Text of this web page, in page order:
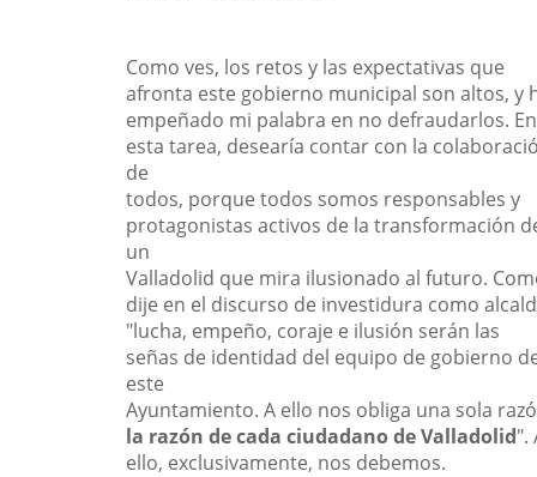
Como ves, los retos y las expectativas que
afronta este gobierno municipal son altos, y
empeñado mi palabra en no defraudarlos. En
esta tarea, desearía contar con la
de
todos, porque todos somos responsables y
protagonistas activos de la transformación
un
Valladolid que mira ilusionado al futuro.
dije en el discurso de investidura como
"lucha, empeño, coraje e ilusión serán las
señas de identidad del equipo de gobierno
este
Ayuntamiento. A ello nos obliga una sola
la razón de cada ciudadano de Valladolid".
ello, exclusivamente, nos debemos.